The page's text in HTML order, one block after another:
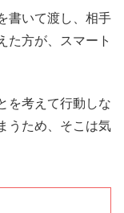
書いて渡し、相手
た方が、スマート
を考えて行動しな
うため、そこは気